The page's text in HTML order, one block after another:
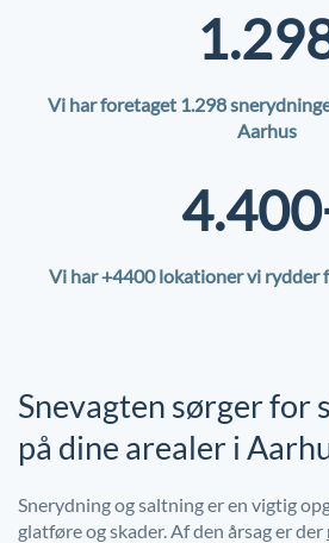
Vi har foretaget 1.298
Aarhus
Vi har +4400 lokationer vi rydder
Snevagten sørger for
på dine arealer i
Snerydning og saltning er en vigtig
glatføre og skader. Af den årsag er der